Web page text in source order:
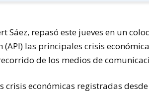
Sáez, repasó este jueves en un
las principales crisis
de los medios de
económicas registradas